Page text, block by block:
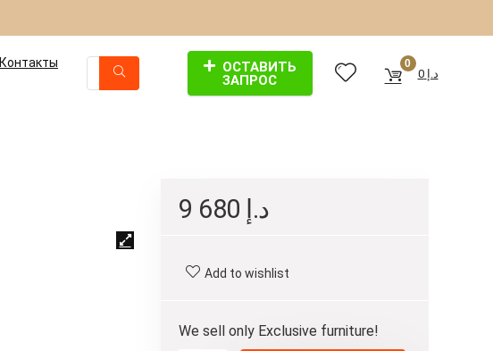
Контакты
ОСТАВИТЬ
ЗАПРОС
0
د.إ 0
د.إ
Add to wishlist
We sell only Exclusive furniture!